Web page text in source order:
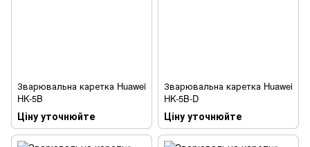
Зварювальна каретка Huawei
HK-5B
Ціну уточнюйте
Зварювальна каретка Huawei
HK-5B-D
Ціну уточнюйте